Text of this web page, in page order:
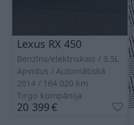
Lexus RX 450
Benzīns/elektriskais
3.5L
Apvidus
Automātiskā
2014
164 020 km
Tirgo kompānija
20 399€